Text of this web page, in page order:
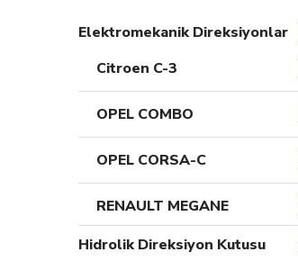
Elektromekanik Direksiyonlar
Citroen C-3
OPEL COMBO
OPEL CORSA-C
RENAULT MEGANE
Hidrolik Direksiyon Kutusu